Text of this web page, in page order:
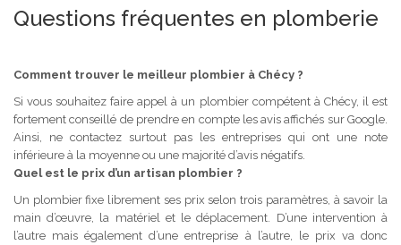
Questions fréquentes en plomberie
Comment trouver le meilleur plombier à Chécy ?
Si vous souhaitez faire appel à un plombier compétent à Chécy, il est
fortement conseillé de prendre en compte les avis affichés sur Google.
Ainsi, ne contactez surtout pas les entreprises qui ont une note
inférieure à la moyenne ou une majorité d’avis négatifs.
Quel est le prix d’un artisan plombier ?
Un plombier fixe librement ses prix selon trois paramètres, à savoir la
main d’œuvre, la matériel et le déplacement. D’une intervention à
l’autre mais également d’une entreprise à l’autre, le prix va donc